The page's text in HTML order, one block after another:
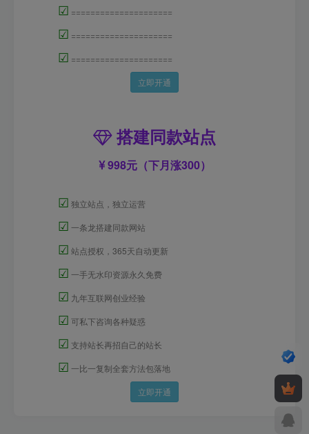
☑ =====================
☑ =====================
☑ =====================
立即开通
搭建同款站点
998元（下月涨300）
☑ 独立站点，独立运营
☑ 一条龙搭建同款网站
☑ 站点授权，365天自动更新
☑ 一手无水印资源永久免费
☑ 九年互联网创业经验
☑ 可私下咨询各种疑惑
☑ 支持站长再招自己的站长
☑ 一比一复制全套方法包落地
立即开通